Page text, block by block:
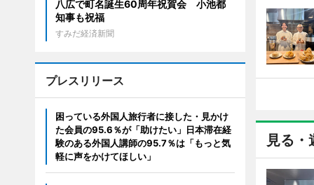
見る・
八広で町名誕生60周年祝賀会 小池都
知事も祝福
すみだ経済新聞
プレスリリース
困っている外国人旅行者に接した・見かけ
た会員の95.6％が「助けたい」日本滞在経
験のある外国人講師の95.7％は「もっと気
軽に声をかけてほしい」